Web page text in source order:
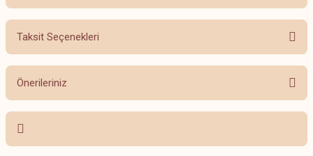
Bu ürüne ilk yorumu siz yapın!
Ürün hakkında henüz soru sorulmamış.
Taksit Seçenekleri
Önerileriniz
Bu ürünün fiyat bilgisi, resim, ürün açıklamalarında ve diğer konularda
yetersiz gördüğünüz noktaları öneri formunu kullanarak tarafımıza
iletebilirsiniz.